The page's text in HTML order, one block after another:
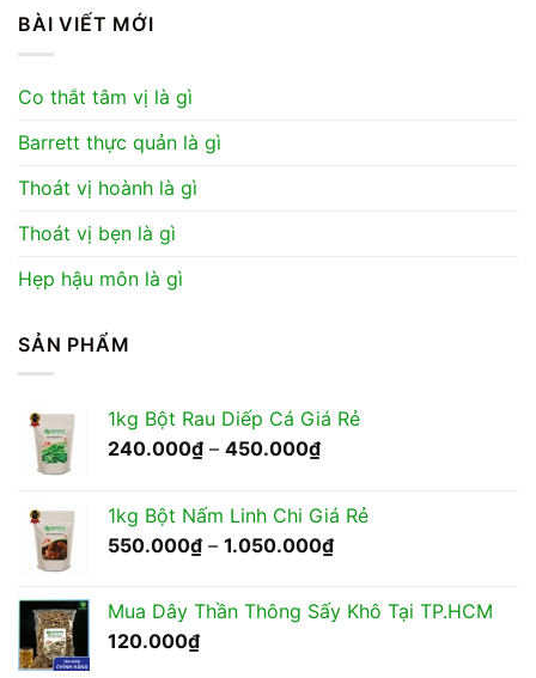
BÀI VIẾT MỚI
Co thắt tâm vị là gì
Barrett thực quản là gì
Thoát vị hoành là gì
Thoát vị bẹn là gì
Hẹp hậu môn là gì
SẢN PHẨM
1kg Bột Rau Diếp Cá Giá Rẻ
240.000₫ – 450.000₫Khoảng
240.000₫
đến
1kg Bột Nấm Linh Chi Giá Rẻ
550.000₫ – 1.050.000₫Khoảng
550.000₫
Mua Dây Thần Thông Sấy Khô Tại TP.HCM
120.000₫